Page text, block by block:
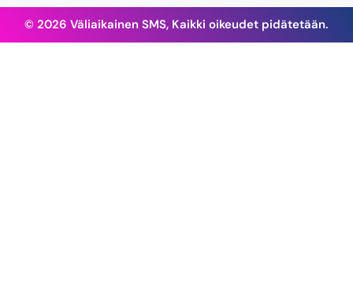
© 2026 Väliaikainen SMS, Kaikki oikeudet pidätetään.